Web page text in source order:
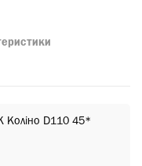
Коліно D110 45*